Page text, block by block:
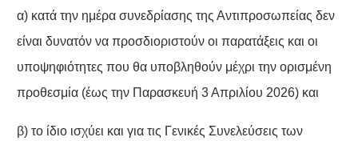
α) κατά την ημέρα συνεδρίασης της Αντιπροσωπείας δεν
είναι δυνατόν να προσδιοριστούν οι παρατάξεις και οι
υποψηφιότητες που θα υποβληθούν μέχρι την ορισμένη
προθεσμία (έως την Παρασκευή 3 Απριλίου 2026) και
β) το ίδιο ισχύει και για τις Γενικές Συνελεύσεις των